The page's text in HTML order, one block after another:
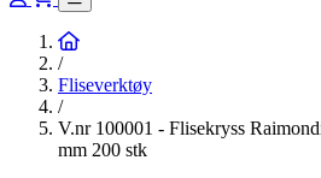
Hjem
/
Fliseverktøy
/
V.nr 100001 - Flisekryss
mm 200 stk